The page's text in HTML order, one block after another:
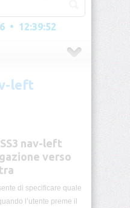
• 12:39:55
left
nav-left
verso
di specificare quale
l’utente preme il